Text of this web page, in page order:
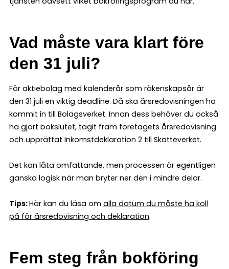
Vad måste vara klart före
den 31 juli?
För aktiebolag med kalenderår som räkenskapsår är
den 31 juli en viktig deadline. Då ska årsredovisningen ha
kommit in till Bolagsverket. Innan dess behöver du också
ha gjort bokslutet, tagit fram företagets årsredovisning
och upprättat Inkomstdeklaration 2 till Skatteverket.
Det kan låta omfattande, men processen är egentligen
ganska logisk när man bryter ner den i mindre delar.
Tips:Här kan du läsa om alla datum du måste ha koll
på för årsredovisning och deklaration.
Fem steg från bokföring